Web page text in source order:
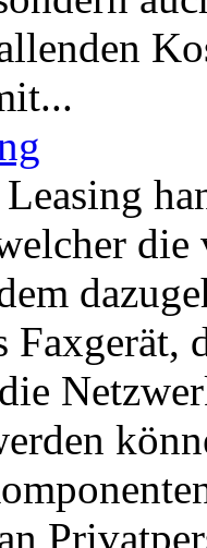
die
Faxgerät,